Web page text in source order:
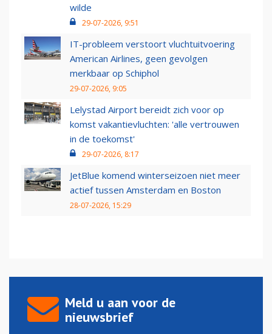
wilde
29-07-2026, 9:51
IT-probleem verstoort vluchtuitvoering
American Airlines, geen gevolgen
merkbaar op Schiphol
29-07-2026, 9:05
Lelystad Airport bereidt zich voor op
komst vakantievluchten: 'alle vertrouwen
in de toekomst'
29-07-2026, 8:17
JetBlue komend winterseizoen niet meer
actief tussen Amsterdam en Boston
28-07-2026, 15:29
Meld u aan voor de
nieuwsbrief